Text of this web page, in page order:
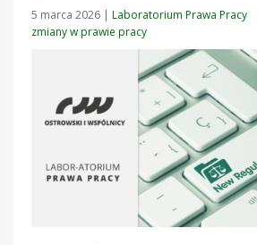
5 marca 2026 | Laboratorium Prawa Pracy
zmiany w prawie pracy